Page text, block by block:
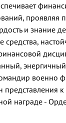
проявляя
и знание
средства,
военно
представления к
награде -